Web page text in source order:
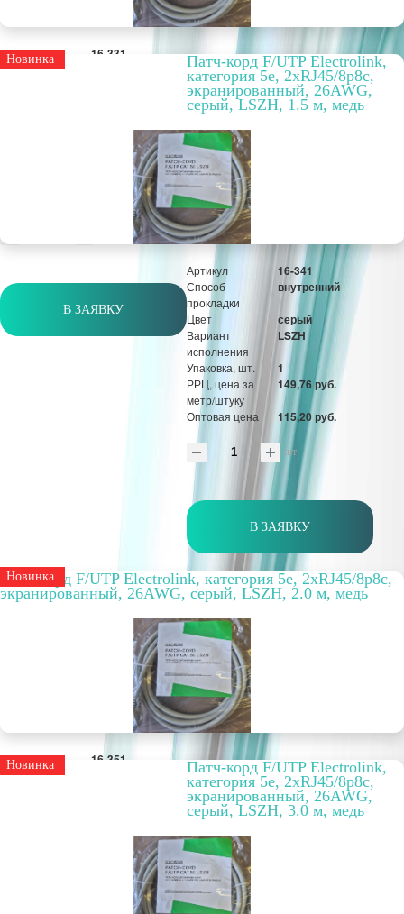
Артикул 16-331
Способ
116,71 руб.
89,78 руб.
В ЗАЯВКУ
Патч-корд F/UTP Electrolink,
категория 5е, 2xRJ45/8p8c,
экранированный, 26AWG,
серый, LSZH, 1.5 м, медь
Новинка
Артикул 16-341
Способ
прокладки
внутренний
Цвет серый
Вариант
исполнения
LSZH
Упаковка, шт. 1
РРЦ, цена за
метр/штуку
149,76 руб.
Оптовая цена 115,20 руб.
шт
В ЗАЯВКУ
Патч-корд F/UTP Electrolink, категория 5е, 2xRJ45/8p8c,
экранированный, 26AWG, серый, LSZH, 2.0 м, медь
Новинка
Артикул 16-351
Способ
181,87 руб.
139,90 руб.
Патч-корд F/UTP Electrolink,
категория 5е, 2xRJ45/8p8c,
экранированный, 26AWG,
серый, LSZH, 3.0 м, медь
Новинка